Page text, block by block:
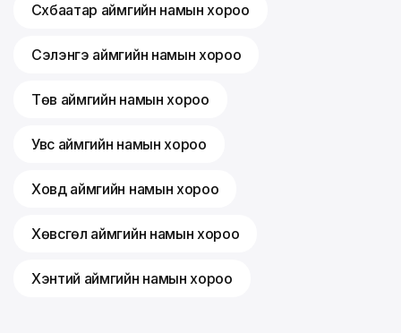
Сүхбаатар аймгийн намын хороо
Сэлэнгэ аймгийн намын хороо
Төв аймгийн намын хороо
Увс аймгийн намын хороо
Ховд аймгийн намын хороо
Хөвсгөл аймгийн намын хороо
Хэнтий аймгийн намын хороо